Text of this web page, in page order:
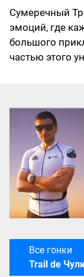
Сумеречный
эмоций, где
большого
частью этого
Все гонки
Trail de